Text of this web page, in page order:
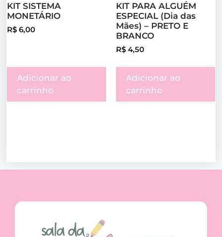
KIT SISTEMA
MONETÁRIO
R$ 6,00
Adicionar ao
carrinho
KIT PARA ALGUÉM
ESPECIAL (Dia das
Mães) – PRETO E
BRANCO
R$ 4,50
Adicionar ao
carrinho